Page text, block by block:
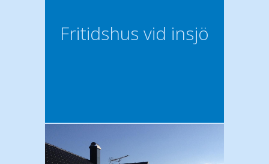
Fritidshus vid insjö